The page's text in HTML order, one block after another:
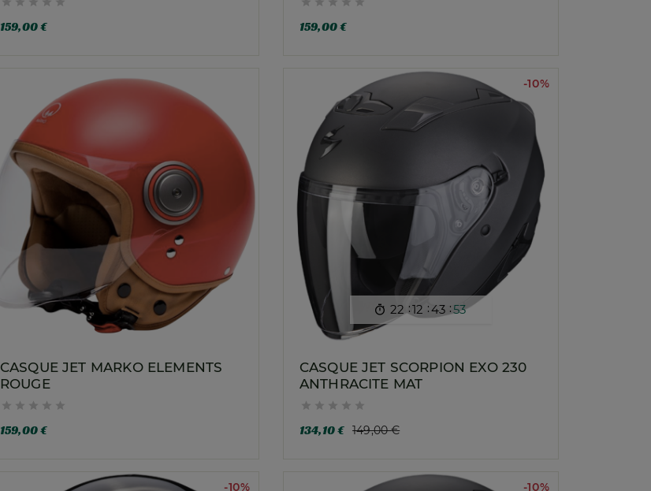
159,00 € 159,00 €
CASQUE JET MARKO ELEMENTS
ROUGE
    
159,00 €
-10%
 22 : 12 : 43 : 51
CASQUE JET SCORPION EXO 230
ANTHRACITE MAT
    
134,10 € 149,00 €
-10% -10%